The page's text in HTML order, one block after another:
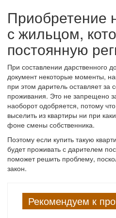
Приобретение
с жильцом,
постоянную
При составлении дарственного
документ некоторые моменты,
при этом даритель оставляет за
проживания. Это не запрещено
наоборот одобряется, потому
выселить из квартиры ни при
фоне смены собственника.
Поэтому если купить такую
будет проживать с дарителем
поможет решить проблему,
закон.
Рекомендуем к